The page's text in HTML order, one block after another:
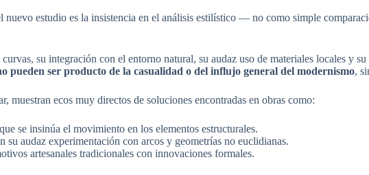
nuevo estudio es la insistencia en el análisis estilístico — no como simple
su integración con el entorno natural, su audaz uso de materiales locales y
pueden ser producto de la casualidad o del influjo general del modernismo,
muestran ecos muy directos de soluciones encontradas en obras como:
se insinúa el movimiento en los elementos estructurales.
su audaz experimentación con arcos y geometrías no euclidianas.
artesanales tradicionales con innovaciones formales.